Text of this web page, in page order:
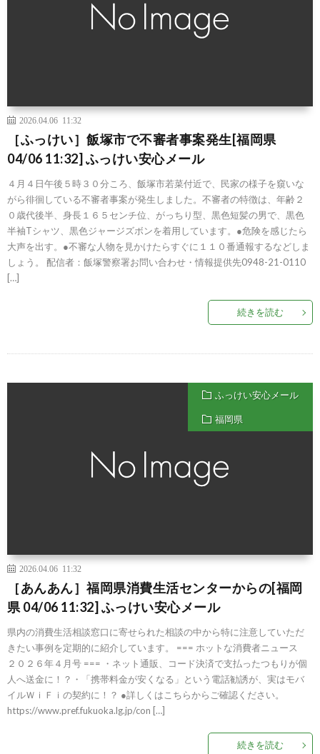
2026.04.06 11:32
［ふっけい］飯塚市で不審者事案発生[福岡県
04/06 11:32] ふっけい安心メール
４月４日午後５時３０分ころ、飯塚市若菜付近で、民家の様子を窺いな
がら徘徊している不審者事案が発生しました。不審者の特徴は、年齢２
０歳代後半、身長１６５センチ位、がっちり型、黒色短髪の男で、黒色
半袖Tシャツ、黒色ジャージズボンを着用しています。●危険を感じたら
大声を出す。●不審な人物を見かけたらすぐに１１０番通報するなどしま
しょう。 配信者：飯塚警察署お問い合わせ・情報提供先0948-21-0110
[…]
続きを読む
ふっけい安心メール
福岡県
2026.04.06 11:32
［あんあん］福岡県消費生活センターからの[福岡
県 04/06 11:32] ふっけい安心メール
県内の消費生活相談窓口に寄せられた相談の中から特に注意していただ
きたい事例を定期的に紹介しています。 === ホットな消費者ニュース
２０２６年４月号 === ・ネット通販、コード決済で支払ったつもりが個
人へ送金に！？・「携帯料金が安くなる」という電話勧誘が、実はモバ
イルＷｉＦｉの契約に！？ ●詳しくはこちらからご確認ください。
https://www.pref.fukuoka.lg.jp/con […]
続きを読む